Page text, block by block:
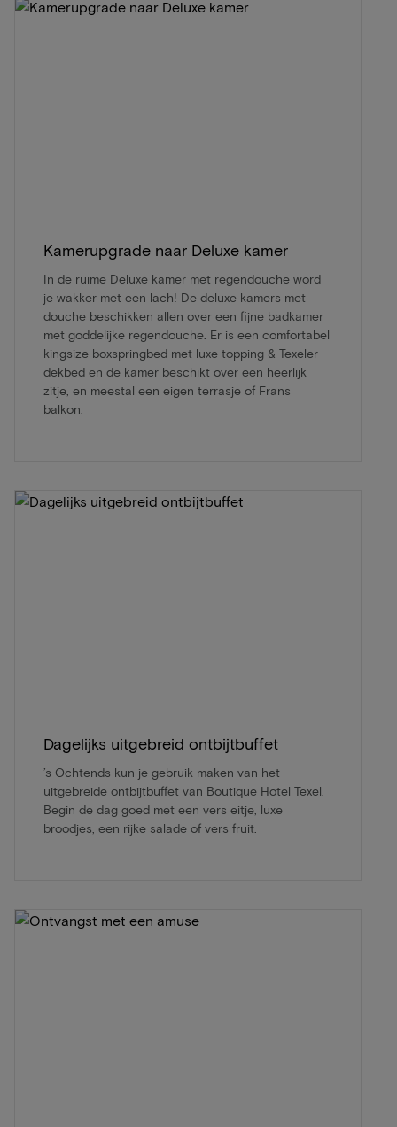
Kamerupgrade naar Deluxe kamer
In de ruime Deluxe kamer met regendouche word
je wakker met een lach! De deluxe kamers met
douche beschikken allen over een fijne badkamer
met goddelijke regendouche. Er is een comfortabel
kingsize boxspringbed met luxe topping & Texeler
dekbed en de kamer beschikt over een heerlijk
zitje, en meestal een eigen terrasje of Frans
balkon.
Dagelijks uitgebreid ontbijtbuffet
’s Ochtends kun je gebruik maken van het
uitgebreide ontbijtbuffet van Boutique Hotel Texel.
Begin de dag goed met een vers eitje, luxe
broodjes, een rijke salade of vers fruit.